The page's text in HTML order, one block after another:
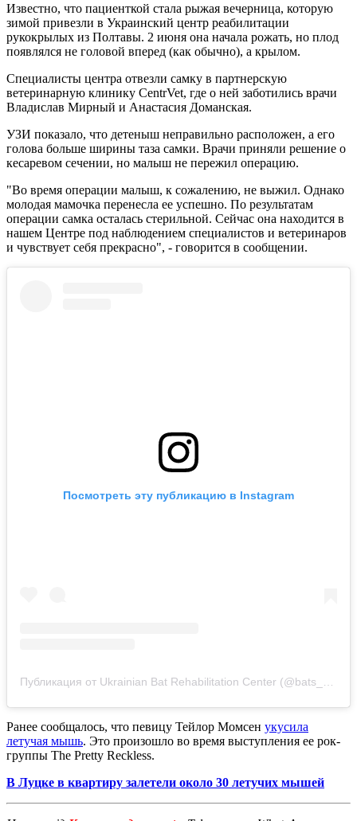
Известно, что пациенткой стала рыжая вечерница, которую
зимой привезли в Украинский центр реабилитации
рукокрылых из Полтавы. 2 июня она начала рожать, но плод
появлялся не головой вперед (как обычно), а крылом.
Специалисты центра отвезли самку в партнерскую
ветеринарную клинику CentrVet, где о ней заботились врачи
Владислав Мирный и Анастасия Доманская.
УЗИ показало, что детеныш неправильно расположен, а его
голова больше ширины таза самки. Врачи приняли решение о
кесаревом сечении, но малыш не пережил операцию.
"Во время операции малыш, к сожалению, не выжил. Однако
молодая мамочка перенесла ее успешно. По результатам
операции самка осталась стерильной. Сейчас она находится в
нашем Центре под наблюдением специалистов и ветеринаров
и чувствует себя прекрасно", - говорится в сообщении.
Посмотреть эту публикацию в Instagram
Ранее сообщалось, что певицу Тейлор Момсен укусила
летучая мышь. Это произошло во время выступления ее рок-
группы The Pretty Reckless.
В Луцке в квартиру залетели около 30 летучих мышей